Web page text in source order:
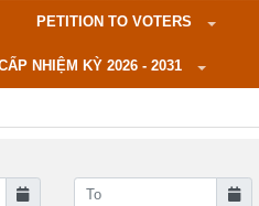
PETITION TO VOTERS
NHIỆM KỲ 2026 - 2031